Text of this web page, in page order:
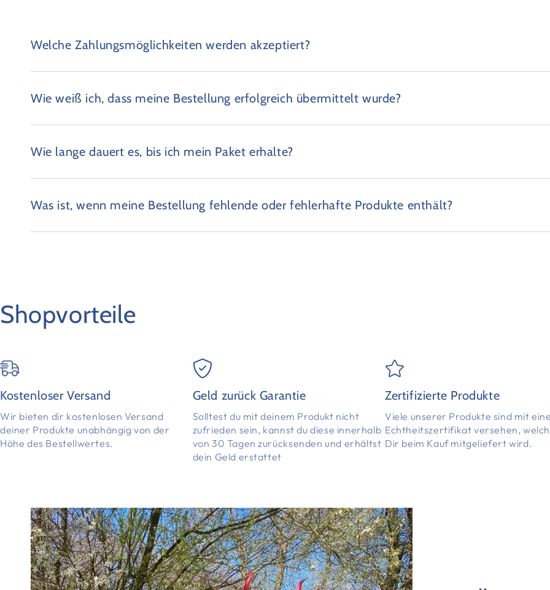
Welche Zahlungsmöglichkeiten werden akzeptiert?
Wie weiß ich, dass meine Bestellung erfolgreich übermittelt wurde?
Wie lange dauert es, bis ich mein Paket erhalte?
Was ist, wenn meine Bestellung fehlende oder fehlerhafte Produkte enthält?
Shopvorteile
Kostenloser Versand
Wir bieten dir kostenlosen Versand
deiner Produkte unabhängig von der
Höhe des Bestellwertes.
Geld zurück Garantie
Solltest du mit deinem Produkt nicht
zufrieden sein, kannst du diese innerhalb
von 30 Tagen zurücksenden und erhältst
dein Geld erstattet
Zertifizierte Produkte
Viele unserer Produkte sind mit
Echtheitszertifikat versehen,
Dir beim Kauf mitgeliefert wird.